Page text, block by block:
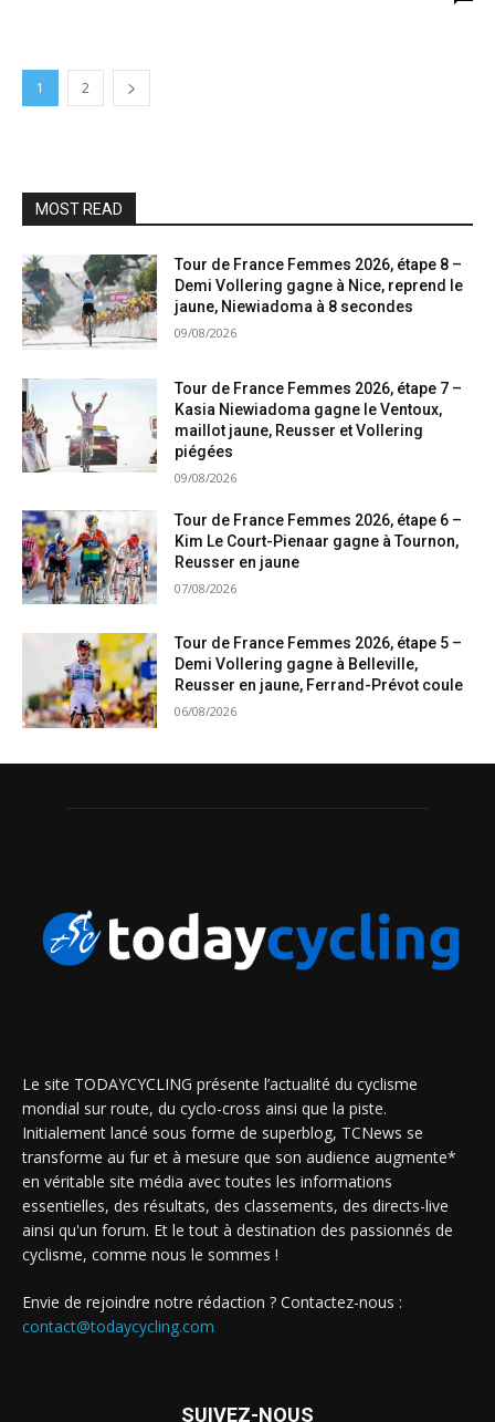
1 2
MOST READ
Tour de France Femmes 2026, étape 8 –
Demi Vollering gagne à Nice, reprend le
jaune, Niewiadoma à 8 secondes
09/08/2026
Tour de France Femmes 2026, étape 7 –
Kasia Niewiadoma gagne le Ventoux,
maillot jaune, Reusser et Vollering
piégées
09/08/2026
Tour de France Femmes 2026, étape 6 –
Kim Le Court-Pienaar gagne à Tournon,
Reusser en jaune
07/08/2026
Tour de France Femmes 2026, étape 5 –
Demi Vollering gagne à Belleville,
Reusser en jaune, Ferrand-Prévot coule
06/08/2026
Le site TODAYCYCLING présente l’actualité du cyclisme
mondial sur route, du cyclo-cross ainsi que la piste.
Initialement lancé sous forme de superblog, TCNews se
transforme au fur et à mesure que son audience augmente*
en véritable site média avec toutes les informations
essentielles, des résultats, des classements, des directs-live
ainsi qu'un forum. Et le tout à destination des passionnés de
cyclisme, comme nous le sommes !
Envie de rejoindre notre rédaction ? Contactez-nous :
contact@todaycycling.com
SUIVEZ-NOUS